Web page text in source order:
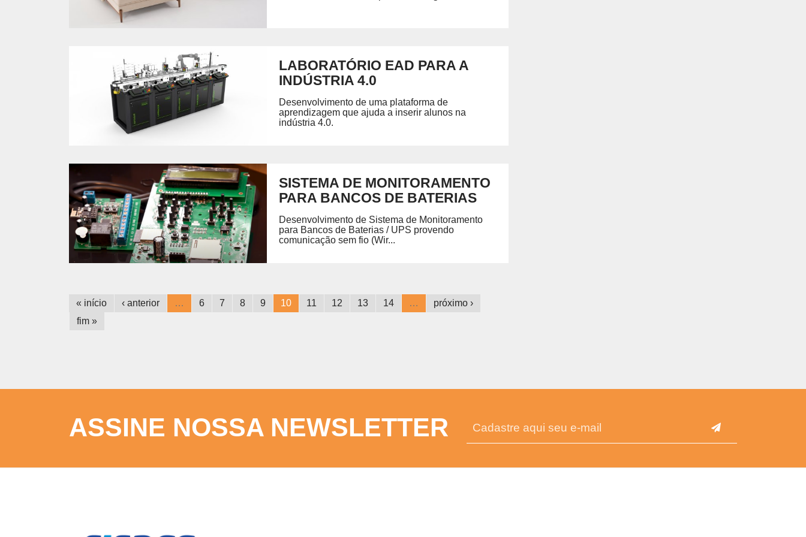
LABORATÓRIO EAD PARA A
INDÚSTRIA 4.0
Desenvolvimento de uma plataforma de
aprendizagem que ajuda a inserir alunos na
indústria 4.0.
SISTEMA DE MONITORAMENTO
PARA BANCOS DE BATERIAS
Desenvolvimento de Sistema de Monitoramento
para Bancos de Baterias / UPS provendo
comunicação sem fio (Wir...
« início ‹ anterior … 6 7 8 9 10 11 12 13 14 …
próximo ›
fim »
ASSINE NOSSA NEWSLETTER